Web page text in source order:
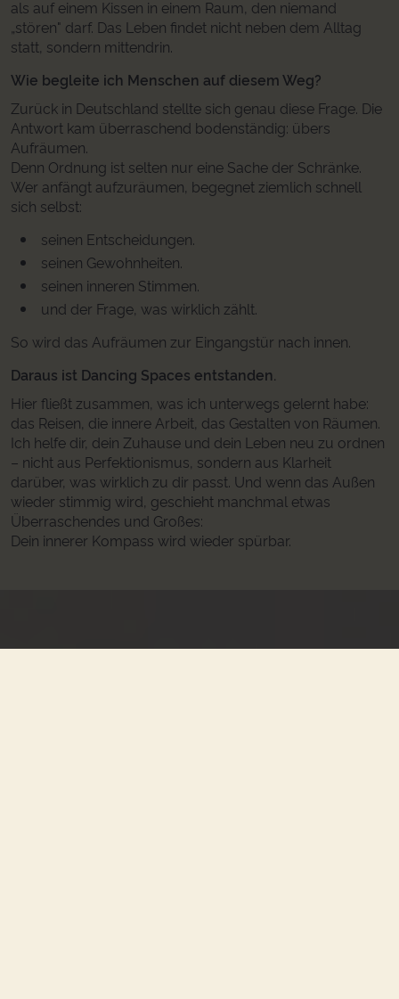
als auf einem Kissen in einem Raum, den niemand
„stören" darf. Das Leben findet nicht neben dem Alltag
statt, sondern mittendrin.
Wie begleite ich Menschen auf diesem Weg?
Zurück in Deutschland stellte sich genau diese Frage. Die
Antwort kam überraschend bodenständig: übers
Aufräumen.
Denn Ordnung ist selten nur eine Sache der Schränke.
Wer anfängt aufzuräumen, begegnet ziemlich schnell
sich selbst:
seinen Entscheidungen.
seinen Gewohnheiten.
seinen inneren Stimmen.
und der Frage, was wirklich zählt.
So wird das Aufräumen zur Eingangstür nach innen.
Daraus ist Dancing Spaces entstanden.
Hier fließt zusammen, was ich unterwegs gelernt habe:
das Reisen, die innere Arbeit, das Gestalten von Räumen.
Ich helfe dir, dein Zuhause und dein Leben neu zu ordnen
– nicht aus Perfektionismus, sondern aus Klarheit
darüber, was wirklich zu dir passt. Und wenn das Außen
wieder stimmig wird, geschieht manchmal etwas
Überraschendes und Großes:
Dein innerer Kompass wird wieder spürbar.